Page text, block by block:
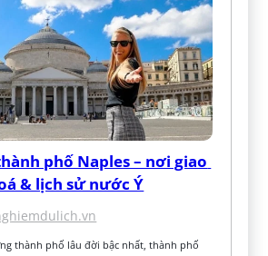
phố Naples – nơi giao
& lịch sử nước Ý
thành phố lâu đời bậc nhất, thành phố